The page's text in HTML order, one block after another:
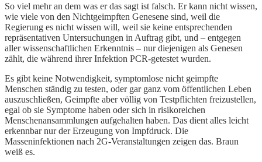
So viel mehr an dem was er das sagt ist falsch. Er kann nicht wissen,
wie viele von den Nichtgeimpften Genesene sind, weil die
Regierung es nicht wissen will, weil sie keine entsprechenden
repräsentativen Untersuchungen in Auftrag gibt, und – entgegen
aller wissenschaftlichen Erkenntnis – nur diejenigen als Genesen
zählt, die während ihrer Infektion PCR-getestet wurden.
Es gibt keine Notwendigkeit, symptomlose nicht geimpfte
Menschen ständig zu testen, oder gar ganz vom öffentlichen Leben
auszuschließen, Geimpfte aber völlig von Testpflichten freizustellen,
egal ob sie Symptome haben oder sich in risikoreichen
Menschenansammlungen aufgehalten haben. Das dient alles leicht
erkennbar nur der Erzeugung von Impfdruck. Die
Masseninfektionen nach 2G-Veranstaltungen zeigen das. Braun
weiß es.